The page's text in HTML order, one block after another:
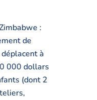
:
de
à
000 dollars
(dont 2